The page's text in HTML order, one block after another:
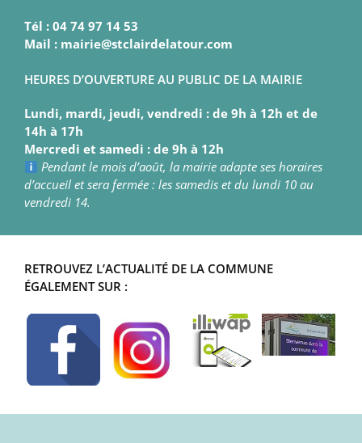
Tél : 04 74 97 14 53
Mail : mairie@stclairdelatour.com
HEURES D’OUVERTURE AU PUBLIC DE LA MAIRIE
Lundi, mardi, jeudi, vendredi : de 9h à 12h et de
14h à 17h
Mercredi et samedi : de 9h à 12h
Pendant le mois d’août, la mairie adapte ses horaires
d’accueil et sera fermée : les samedis et du lundi 10 au
vendredi 14.
RETROUVEZ L’ACTUALITÉ DE LA COMMUNE
ÉGALEMENT SUR :